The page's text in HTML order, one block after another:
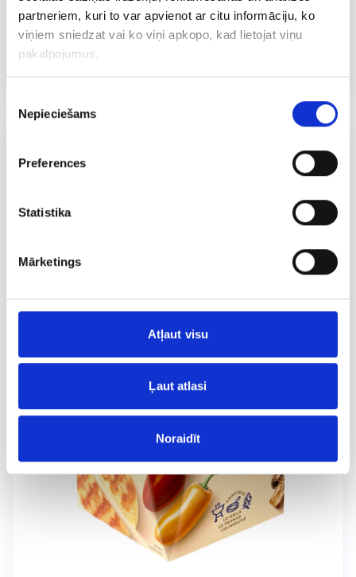
partneriem, kuri to var apvienot ar citu informāciju, ko
viņiem sniedzat vai ko viņi apkopo, kad lietojat viņu
pakalpojumus.
izvēle
Nepieciešams
Preferences
Statistika
Mārketings
Atļaut visu
Ļaut atlasi
Noraidīt
KĀRUMS
Svaigais siers ar zaļumiem